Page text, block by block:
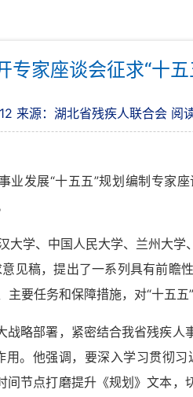
专家座谈会征求“十
来源：湖北省残疾人联合会 阅
展“十五五”规划编制专家
学、中国人民大学、兰州大学
见稿，提出了一系列具有前
要任务和保障措施，对“十五
略部署，紧密结合我省残疾人
。他强调，要深入学习贯彻
节点打磨提升《规划》文本